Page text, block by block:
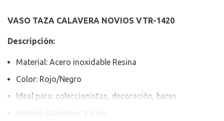
VASO TAZA CALAVERA NOVIOS VTR-1420
Descripción:
Material: Acero inoxidable Resina
Color: Rojo/Negro
Ideal para: coleccionistas, decoración, bares